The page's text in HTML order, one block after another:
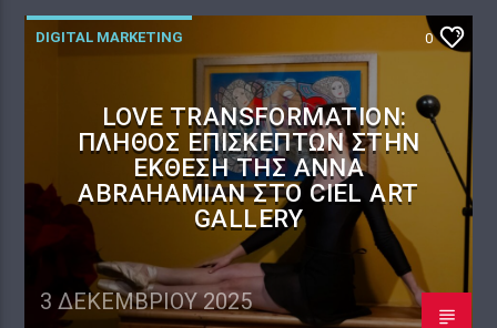
DIGITAL MARKETING 0
LOVE TRANSFORMATION:
ΠΛΉΘΟΣ ΕΠΙΣΚΕΠΤΏΝ ΣΤΗΝ
ΈΚΘΕΣΗ ΤΗΣ ANNA
ABRAHAMIAN ΣΤΟ CIEL ART
GALLERY
3 ΔΕΚΕΜΒΡΊΟΥ 2025